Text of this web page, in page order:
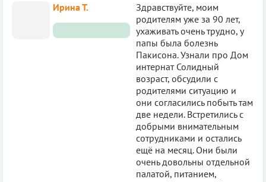
Ирина Т.
Здравствуйте, моим
родителям уже за 90 лет,
ухаживать очень трудно, у
папы была болезнь
Пакисона. Узнали про Дом
интернат Солидный
возраст, обсудили с
родителями ситуацию и
они согласились побыть там
две недели. Встретились с
добрыми внимательным
сотрудниками и остались
ещё на месяц. Они были
очень довольны отдельной
палатой, питанием,